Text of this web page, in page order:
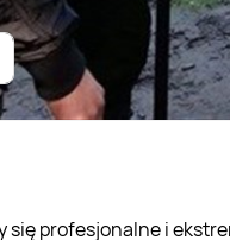
się profesjonalne i